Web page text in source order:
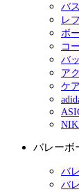
バ
レ
ボ
コ
バ
ア
ケ
バレーボ
バ
バ